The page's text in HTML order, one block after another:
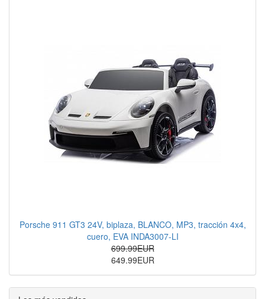
Porsche 911 GT3 24V, biplaza, BLANCO, MP3, tracción 4x4,
cuero, EVA INDA3007-LI
699.99EUR
649.99EUR